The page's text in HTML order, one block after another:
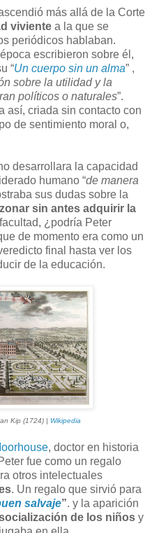
más allá de la Corte
viviente a la que se
periódicos hablaban.
escribieron sobre él,
“Un cuerpo sin un alma” ,
sobre la utilidad y la
políticos o naturales”.
así, criada sin contacto con
de sentimiento moral o,
desarrollara la capacidad
humano “de manera
sus dudas sobre la
sin antes adquirir la
¿podría Peter
de momento era como un
final hasta ver los
de la educación.
Kip (1724) | Wikipedia
, doctor en historia
fue como un regalo
otros intelectuales
. Un regalo que sirvió para
salvaje”. y la aparición
de los niños y